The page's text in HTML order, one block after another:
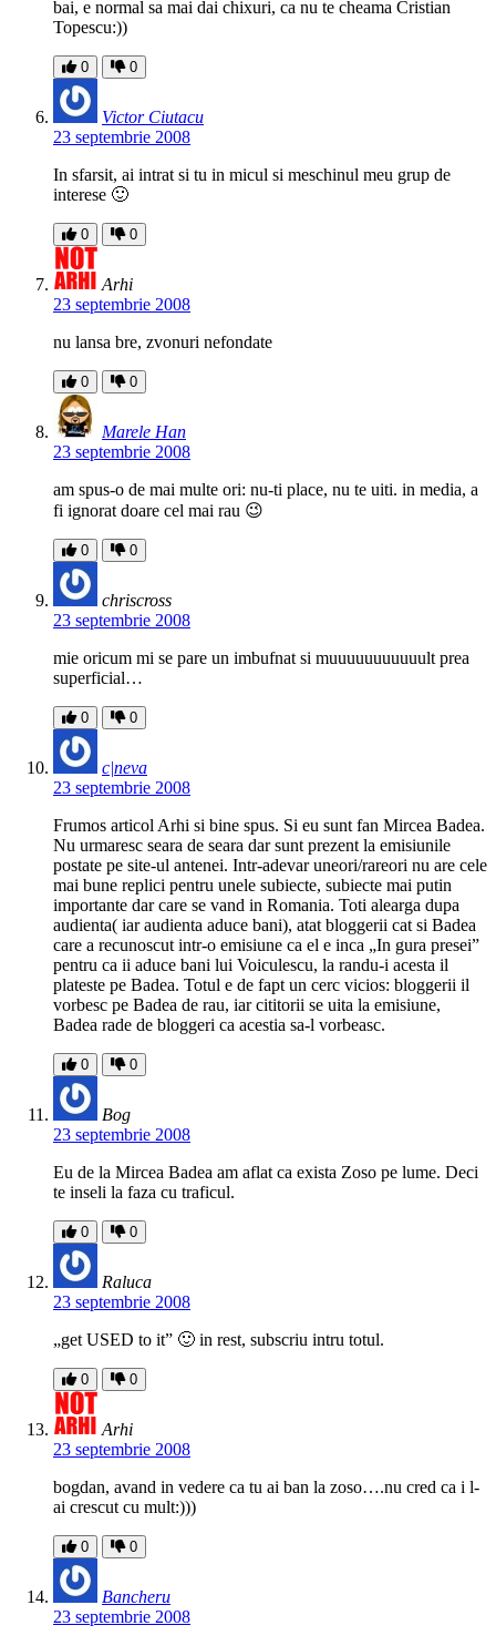
bai, e normal sa mai dai chixuri, ca nu te cheama Cristian
Topescu:))
0 0
Victor Ciutacu
23 septembrie 2008
In sfarsit, ai intrat si tu in micul si meschinul meu grup de
interese 🙂
0 0
Arhi
23 septembrie 2008
nu lansa bre, zvonuri nefondate
0 0
Marele Han
23 septembrie 2008
am spus-o de mai multe ori: nu-ti place, nu te uiti. in media, a
fi ignorat doare cel mai rau 😉
0 0
chriscross
23 septembrie 2008
mie oricum mi se pare un imbufnat si muuuuuuuuuuult prea
superficial…
0 0
c|neva
23 septembrie 2008
Frumos articol Arhi si bine spus. Si eu sunt fan Mircea Badea.
Nu urmaresc seara de seara dar sunt prezent la emisiunile
postate pe site-ul antenei. Intr-adevar uneori/rareori nu are cele
mai bune replici pentru unele subiecte, subiecte mai putin
importante dar care se vand in Romania. Toti alearga dupa
audienta( iar audienta aduce bani), atat bloggerii cat si Badea
care a recunoscut intr-o emisiune ca el e inca „In gura presei”
pentru ca ii aduce bani lui Voiculescu, la randu-i acesta il
plateste pe Badea. Totul e de fapt un cerc vicios: bloggerii il
vorbesc pe Badea de rau, iar cititorii se uita la emisiune,
Badea rade de bloggeri ca acestia sa-l vorbeasc.
0 0
Bog
23 septembrie 2008
Eu de la Mircea Badea am aflat ca exista Zoso pe lume. Deci
te inseli la faza cu traficul.
0 0
Raluca
23 septembrie 2008
„get USED to it” 🙂 in rest, subscriu intru totul.
0 0
Arhi
23 septembrie 2008
bogdan, avand in vedere ca tu ai ban la zoso….nu cred ca i l-
ai crescut cu mult:)))
0 0
Bancheru
23 septembrie 2008